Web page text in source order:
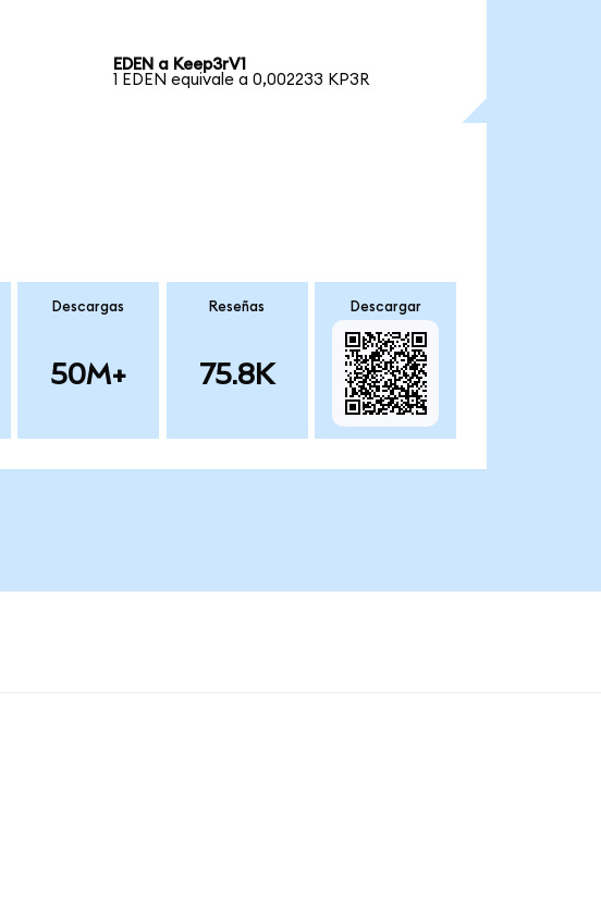
EDEN a Keep3rV1
1 EDEN equivale a 0,002233 KP3R
Descargas
50M+
Reseñas
75.8K
Descargar